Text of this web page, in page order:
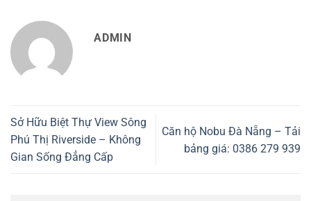
ADMIN
Sở Hữu Biệt Thự View Sông
Phú Thị Riverside – Không
Gian Sống Đẳng Cấp
Căn hộ Nobu Đà Nẵng – Tải
bảng giá: 0386 279 939